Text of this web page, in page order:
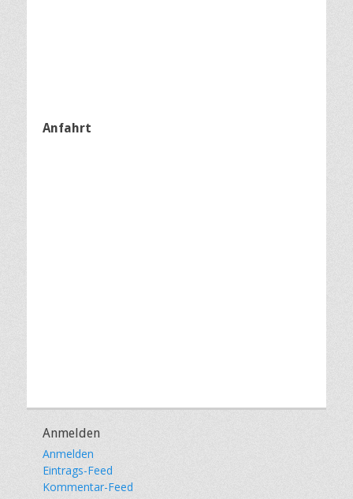
Anfahrt
Anmelden
Anmelden
Eintrags-Feed
Kommentar-Feed